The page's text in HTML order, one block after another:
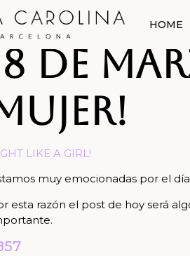
HOME
de
LIKE A GIRL!
muy emocionadas por el
esta razón el post de hoy será